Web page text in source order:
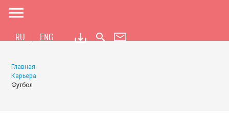
menu
RU ENG search
Главная
Карьера
Футбол